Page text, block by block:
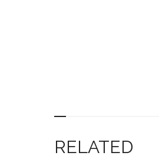
RELATED